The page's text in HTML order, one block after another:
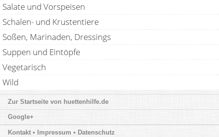
Salate und Vorspeisen
Schalen- und Krustentiere
Soßen, Marinaden, Dressings
Suppen und Eintöpfe
Vegetarisch
Wild
huettenhilfe.de
Google+
Kontakt • Impressum • Datenschutz